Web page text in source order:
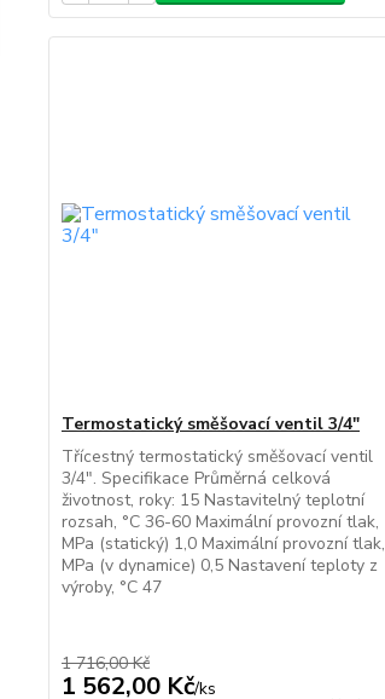
Termostatický směšovací ventil 3/4"
Třícestný termostatický směšovací ventil
3/4". Specifikace Průměrná celková
životnost, roky: 15 Nastavitelný teplotní
rozsah, °C 36-60 Maximální provozní tlak,
MPa (statický) 1,0 Maximální provozní tlak,
MPa (v dynamice) 0,5 Nastavení teploty z
výroby, °C 47
1 716,00 Kč
1 562,00 Kč/ks